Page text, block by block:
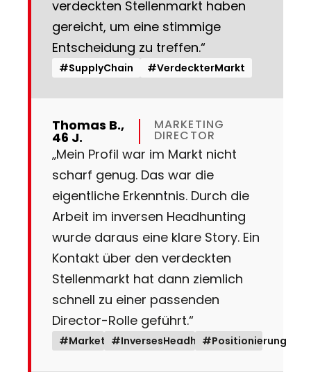
verdeckten Stellenmarkt haben
gereicht, um eine stimmige
Entscheidung zu treffen.“
#SupplyChain #VerdeckterMarkt
Thomas B.,
46 J.
MARKETING
DIRECTOR
„Mein Profil war im Markt nicht
scharf genug. Das war die
eigentliche Erkenntnis. Durch die
Arbeit im inversen Headhunting
wurde daraus eine klare Story. Ein
Kontakt über den verdeckten
Stellenmarkt hat dann ziemlich
schnell zu einer passenden
Director-Rolle geführt.“
#Marketing#InversesHeadhunting#Positionierung